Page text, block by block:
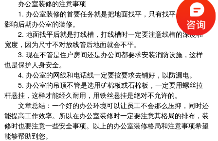
办公室装修的注意事项
1. 办公室装修的首要任务就是把地面找平，只有找平后才不会
影响后期办公室的装修。
2. 地面找平后就是打线槽，打线槽时一定要注意线槽的深度和
宽度，因为尺寸不对放线管后地面就会不平。
3. 现在不管是住户房间还是办公间都要求安装消防设施，这样
也是保护人身安全。
4. 办公室的网线和电话线一定要按要求去铺好，以防漏电。
5. 办公室的吊顶不管是选用矿棉板或石棉板，一定要用螺丝拉
杆悬挂，这样才能经久耐用，用铁丝悬挂是绝对不允许的。
文章总结：一个好的办公环境可以让员工不会那么压抑，同时还
能提高工作效率。所以在办公室装修时一定要注意其格局的排布，装
修时也要注意一些安全事项。以上的办公室装修格局和注意事项希望
能够帮助到您。